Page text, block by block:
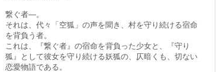
繋ぐ者―。
それは、代々「空狐」の声を聞き、村を守り続ける宿命
を背負う者。
これは、『繋ぐ者』の宿命を背負った少女と、『守り
狐』として彼女を守り続ける妖狐の、仄暗くも、切ない
恋愛物語である。